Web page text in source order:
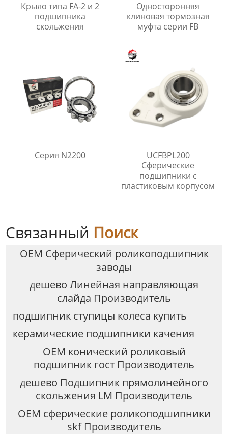
Крыло типа FA-2 и 2
подшипника
скольжения
Односторонняя
клиновая тормозная
муфта серии FB
Серия N2200
UCFBPL200
Сферические
подшипники с
пластиковым корпусом
Связанный Поиск
OEM Сферический роликоподшипник
заводы
дешево Линейная направляющая
слайда Производитель
подшипник ступицы колеса купить
керамические подшипники качения
OEM конический роликовый
подшипник гост Производитель
дешево Подшипник прямолинейного
скольжения LM Производитель
OEM сферические роликоподшипники
skf Производитель